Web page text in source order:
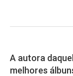
A autora
melhores